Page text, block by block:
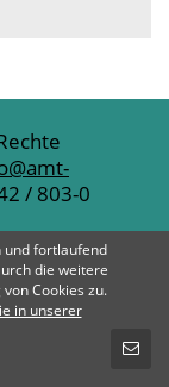
Breitenfelde
/ 803-0
Kontakt
und fortlaufend
die weitere
Cookies zu.
in unserer